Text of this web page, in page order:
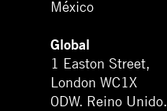
México
Global
1 Easton Street,
London WC1X
0DW. Reino Unido.